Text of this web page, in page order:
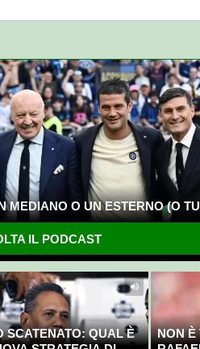
MEDIANO O UN ESTERNO (O
IL PODCAST
SCATENATO: QUAL È
NON È